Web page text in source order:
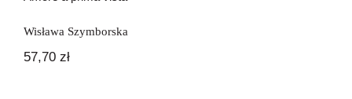
Wisława Szymborska
57,70 zł